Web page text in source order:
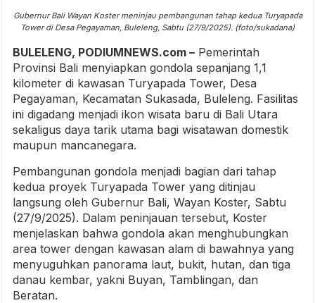
Gubernur Bali Wayan Koster meninjau pembangunan tahap kedua Turyapada
Tower di Desa Pegayaman, Buleleng, Sabtu (27/9/2025). (foto/sukadana)
BULELENG, PODIUMNEWS.com – Pemerintah
Provinsi Bali menyiapkan gondola sepanjang 1,1
kilometer di kawasan Turyapada Tower, Desa
Pegayaman, Kecamatan Sukasada, Buleleng. Fasilitas
ini digadang menjadi ikon wisata baru di Bali Utara
sekaligus daya tarik utama bagi wisatawan domestik
maupun mancanegara.
Pembangunan gondola menjadi bagian dari tahap
kedua proyek Turyapada Tower yang ditinjau
langsung oleh Gubernur Bali, Wayan Koster, Sabtu
(27/9/2025). Dalam peninjauan tersebut, Koster
menjelaskan bahwa gondola akan menghubungkan
area tower dengan kawasan alam di bawahnya yang
menyuguhkan panorama laut, bukit, hutan, dan tiga
danau kembar, yakni Buyan, Tamblingan, dan
Beratan.